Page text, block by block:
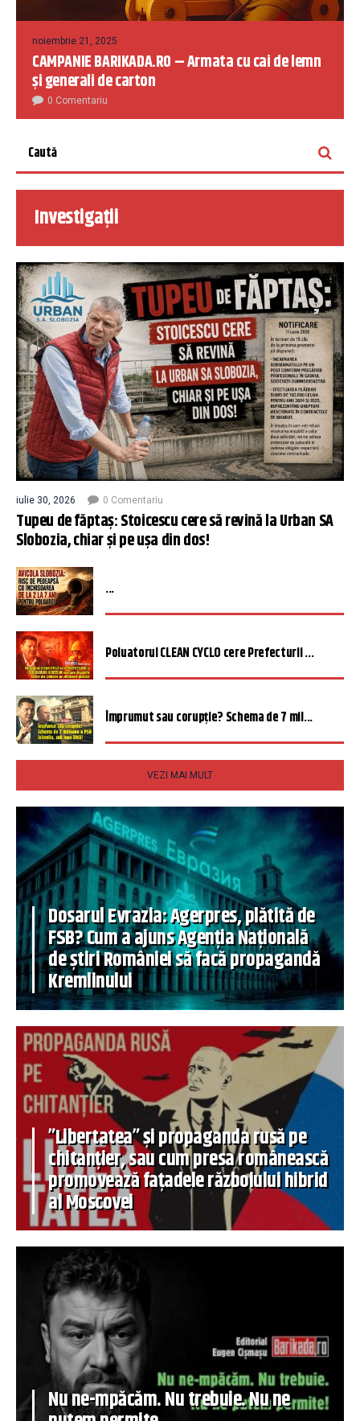
noiembrie 21, 2025
CAMPANIE BARIKADA.RO – Armata cu cai de lemn
și generali de carton
0 Comentariu
Investigații
iulie 30, 2026 0 Comentariu
Tupeu de făptaș: Stoicescu cere să revină la Urban SA
Slobozia, chiar și pe ușa din dos!
...
Poluatorul CLEAN CYCLO cere Prefecturii ...
Împrumut sau corupție? Schema de 7 mil...
VEZI MAI MULT
Dosarul Evrazia: Agerpres, plătită de
FSB? Cum a ajuns Agenția Națională
de știri României să facă propagandă
Kremlinului
”Libertatea” și propaganda rusă pe
chitanțier, sau cum presa românească
promovează fațadele războiului hibrid
al Moscovei
Nu ne-mpăcăm. Nu trebuie. Nu ne